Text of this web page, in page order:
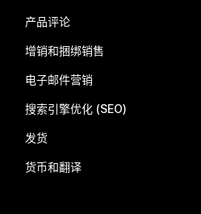
产品评论
增销和捆绑销售
电子邮件营销
搜索引擎优化 (SEO)
发货
货币和翻译